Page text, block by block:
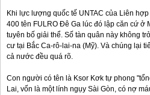
Khi lực lượng quốc tế UNTAC của Liên
400 tên FULRO Đê Ga lúc đó lập căn cứ ở
tuyên bố giải thể. Số tàn quân này không
cư tại Bắc Ca-rô-lai-na (Mỹ). Và chúng lại
cả nước đều quá rõ.
Con người có tên là Ksor Kơk tự phong
Lai, vốn là một lính ngụy Sài Gòn, có nợ